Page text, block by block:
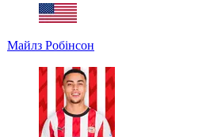
Майлз Робінсон